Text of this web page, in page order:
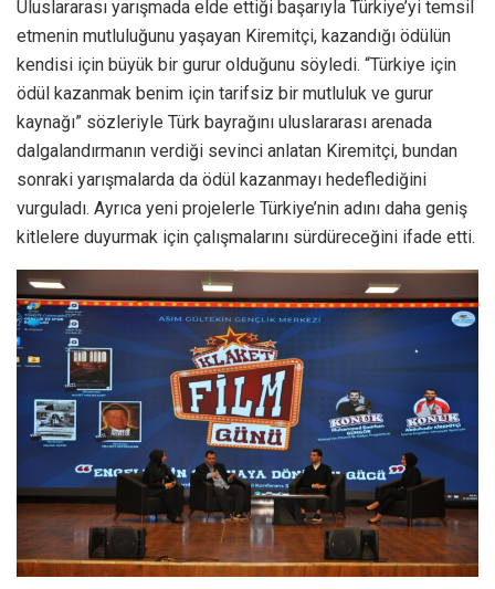
Uluslararası yarışmada elde ettiği başarıyla Türkiye’yi temsil
etmenin mutluluğunu yaşayan Kiremitçi, kazandığı ödülün
kendisi için büyük bir gurur olduğunu söyledi. “Türkiye için
ödül kazanmak benim için tarifsiz bir mutluluk ve gurur
kaynağı” sözleriyle Türk bayrağını uluslararası arenada
dalgalandırmanın verdiği sevinci anlatan Kiremitçi, bundan
sonraki yarışmalarda da ödül kazanmayı hedeflediğini
vurguladı. Ayrıca yeni projelerle Türkiye’nin adını daha geniş
kitlelere duyurmak için çalışmalarını sürdüreceğini ifade etti.